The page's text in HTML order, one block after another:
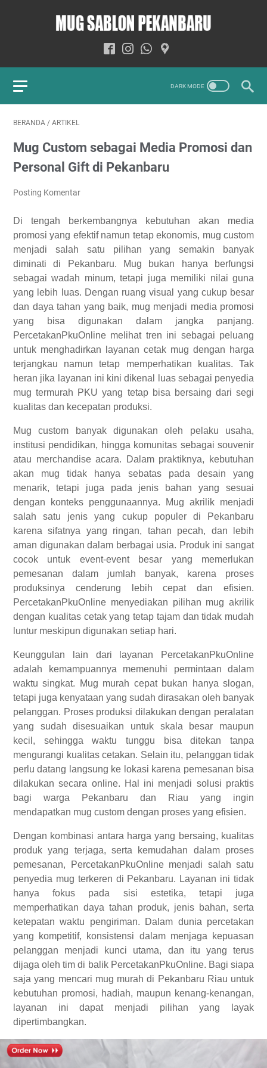
BERANDA / ARTIKEL
Mug Custom sebagai Media Promosi dan
Personal Gift di Pekanbaru
Posting Komentar
Di tengah berkembangnya kebutuhan akan media
promosi yang efektif namun tetap ekonomis, mug custom
menjadi salah satu pilihan yang semakin banyak
diminati di Pekanbaru. Mug bukan hanya berfungsi
sebagai wadah minum, tetapi juga memiliki nilai guna
yang lebih luas. Dengan ruang visual yang cukup besar
dan daya tahan yang baik, mug menjadi media promosi
yang bisa digunakan dalam jangka panjang.
PercetakanPkuOnline melihat tren ini sebagai peluang
untuk menghadirkan layanan cetak mug dengan harga
terjangkau namun tetap memperhatikan kualitas. Tak
heran jika layanan ini kini dikenal luas sebagai penyedia
mug termurah PKU yang tetap bisa bersaing dari segi
kualitas dan kecepatan produksi.
Mug custom banyak digunakan oleh pelaku usaha,
institusi pendidikan, hingga komunitas sebagai souvenir
atau merchandise acara. Dalam praktiknya, kebutuhan
akan mug tidak hanya sebatas pada desain yang
menarik, tetapi juga pada jenis bahan yang sesuai
dengan konteks penggunaannya. Mug akrilik menjadi
salah satu jenis yang cukup populer di Pekanbaru
karena sifatnya yang ringan, tahan pecah, dan lebih
aman digunakan dalam berbagai usia. Produk ini sangat
cocok untuk event-event besar yang memerlukan
pemesanan dalam jumlah banyak, karena proses
produksinya cenderung lebih cepat dan efisien.
PercetakanPkuOnline menyediakan pilihan mug akrilik
dengan kualitas cetak yang tetap tajam dan tidak mudah
luntur meskipun digunakan setiap hari.
Keunggulan lain dari layanan PercetakanPkuOnline
adalah kemampuannya memenuhi permintaan dalam
waktu singkat. Mug murah cepat bukan hanya slogan,
tetapi juga kenyataan yang sudah dirasakan oleh banyak
pelanggan. Proses produksi dilakukan dengan peralatan
yang sudah disesuaikan untuk skala besar maupun
kecil, sehingga waktu tunggu bisa ditekan tanpa
mengurangi kualitas cetakan. Selain itu, pelanggan tidak
perlu datang langsung ke lokasi karena pemesanan bisa
dilakukan secara online. Hal ini menjadi solusi praktis
bagi warga Pekanbaru dan Riau yang ingin
mendapatkan mug custom dengan proses yang efisien.
Dengan kombinasi antara harga yang bersaing, kualitas
produk yang terjaga, serta kemudahan dalam proses
pemesanan, PercetakanPkuOnline menjadi salah satu
penyedia mug terkeren di Pekanbaru. Layanan ini tidak
hanya fokus pada sisi estetika, tetapi juga
memperhatikan daya tahan produk, jenis bahan, serta
ketepatan waktu pengiriman. Dalam dunia percetakan
yang kompetitif, konsistensi dalam menjaga kepuasan
pelanggan menjadi kunci utama, dan itu yang terus
dijaga oleh tim di balik PercetakanPkuOnline. Bagi siapa
saja yang mencari mug murah di Pekanbaru Riau untuk
kebutuhan promosi, hadiah, maupun kenang-kenangan,
layanan ini dapat menjadi pilihan yang layak
dipertimbangkan.